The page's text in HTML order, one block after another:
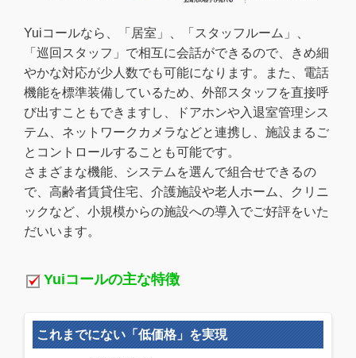
Yuiコールなら、「居室」、「スタッフルーム」、
「巡回スタッフ」で相互に会話ができるので、きめ細
やかな対応が少人数でも可能になります。また、電話
機能を標準装備しているため、外部スタッフを直接呼
び出すこともできますし、ドアホンや入退室管理シス
テム、ネットワークカメラなどと連携し、施設まるご
とコントロールすることも可能です。
さまざまな機能、システムを選んで組合せできるの
で、高齢者賃貸住宅、介護施設や老人ホーム、クリニ
ックなど、小規模からの施設への導入でご好評をいた
だいいます。
Yuiコールの主な特徴
これまでにない「低価格」を実現